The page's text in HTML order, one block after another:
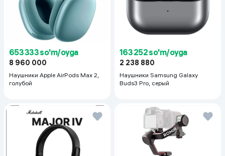
ОТСЛЕЖИВАНИЕ НА 360°НЕПРЕРЫВНОЕ
ПАНОРАМИРОВАНИЕ
Flow 2 Pro может отслеживать вас без остановки, как долго
и в каком направлении вы бы ни двигались, благодаря
отслеживанию с панорамированием на 360°.
653 333 so'm/oyga
8 960 000
Наушники Apple AirPods Max 2,
голубой
163 252 so'm/oyga
2 238 880
Наушники Samsung Galaxy
Buds3 Pro, серый